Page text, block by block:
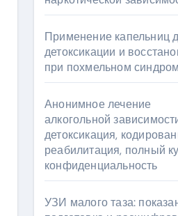
Применение капельниц
детоксикации и
при похмельном
Анонимное лечение
алкогольной
детоксикация,
реабилитация, полный
конфиденциальность
УЗИ малого таза: